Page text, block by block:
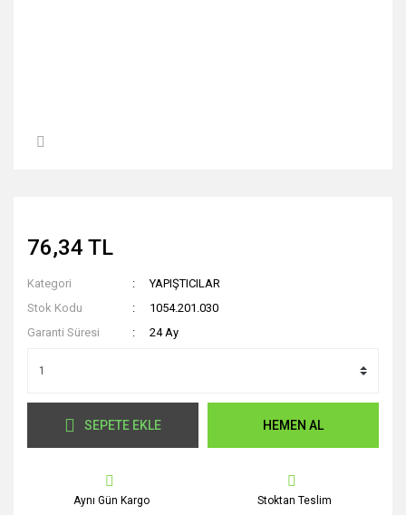
76,34 TL
Kategori
YAPIŞTICILAR
Stok Kodu
1054.201.030
Garanti Süresi
24 Ay
SEPETE EKLE HEMEN AL
Aynı Gün Kargo Stoktan Teslim